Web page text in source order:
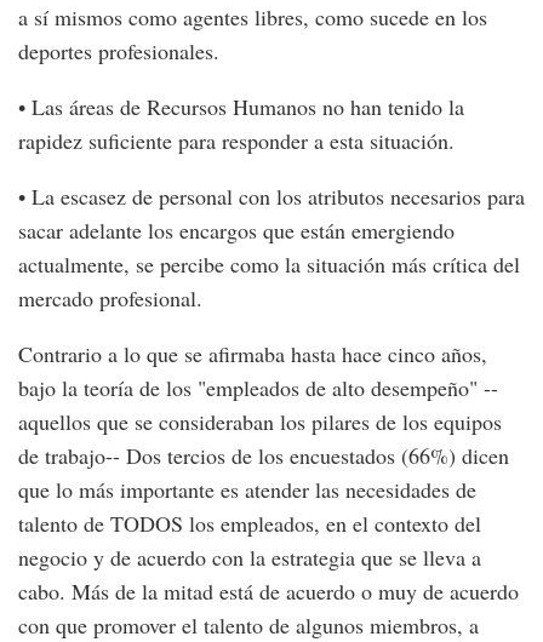
a sí mismos como agentes libres, como sucede en los
deportes profesionales.
• Las áreas de Recursos Humanos no han tenido la
rapidez suficiente para responder a esta situación.
• La escasez de personal con los atributos necesarios para
sacar adelante los encargos que están emergiendo
actualmente, se percibe como la situación más crítica del
mercado profesional.
Contrario a lo que se afirmaba hasta hace cinco años,
bajo la teoría de los "empleados de alto desempeño" --
aquellos que se consideraban los pilares de los equipos
de trabajo-- Dos tercios de los encuestados (66%) dicen
que lo más importante es atender las necesidades de
talento de TODOS los empleados, en el contexto del
negocio y de acuerdo con la estrategia que se lleva a
cabo. Más de la mitad está de acuerdo o muy de acuerdo
con que promover el talento de algunos miembros, a